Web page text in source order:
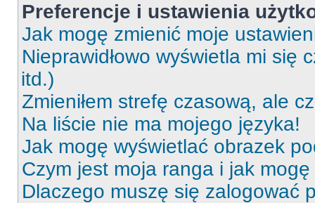
Preferencje i ustawienia
Jak mogę zmienić moje
Nieprawidłowo wyświetla mi się
itd.)
Zmieniłem strefę czasową, ale
Na liście nie ma mojego języka!
Jak mogę wyświetlać obrazek
Czym jest moja ranga i jak
Dlaczego muszę się zalogować